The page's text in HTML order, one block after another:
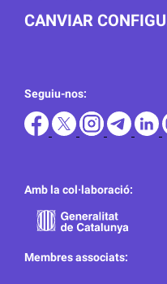
CANVIAR
Seguiu-nos:
Amb la col·laboració:
Membres associats: